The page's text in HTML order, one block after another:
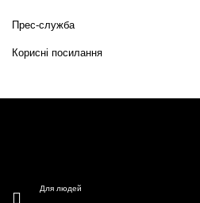
Прес-служба
Корисні посилання
Для людей